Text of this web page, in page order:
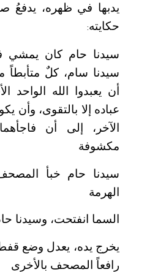
يدبها في ظهره، يدفعُ
حكايته:
سيدنا حام كان يمشي
سيدنا سام، كلٌ متأبطاً
أن يعبدوا الله الواحد
عباده إلا بالتقوى، وأن
الآخر، إلى أن
مكشوفة
سيدنا حام خبأ
الهرمة
السما انفتحت، وسيدنا
يخرج يده، يعدل وضع
رافعاً المصحف بالأخرى